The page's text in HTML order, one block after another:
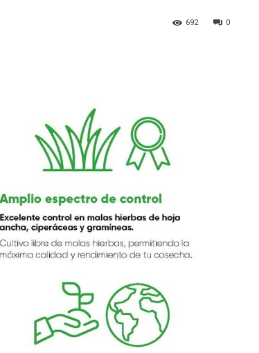
0
692